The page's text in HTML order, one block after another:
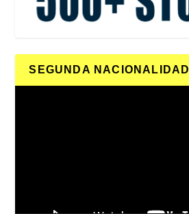
SEGUNDA NACIONALIDAD